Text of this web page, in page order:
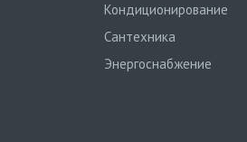
Кондиционирование
Сантехника
Энергоснабжение